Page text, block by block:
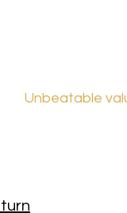
Unbeatable